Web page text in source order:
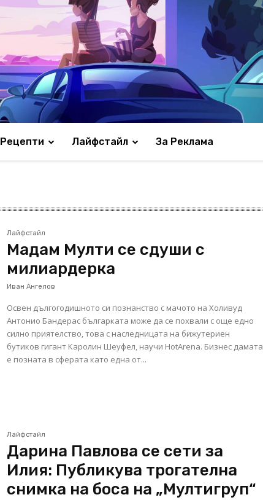
Рецепти Лайфстайл За Реклама
Лайфстайл
Мадам Мулти се сдуши с
милиардерка
Иван Ангелов
Освен дългогодишното си познанство с мачото на Холивуд
Антонио Бандерас българката може да се похвали с още едно
силно приятелство, това с наследницата на бижутериен
бутиков гигант Каролин Шеуфел, научи HotArena. Бизнес дамата
е позната в сферата като една от...
Лайфстайл
Дарина Павлова се сети за
Илия: Публикува трогателна
снимка на боса на „Мултигруп“